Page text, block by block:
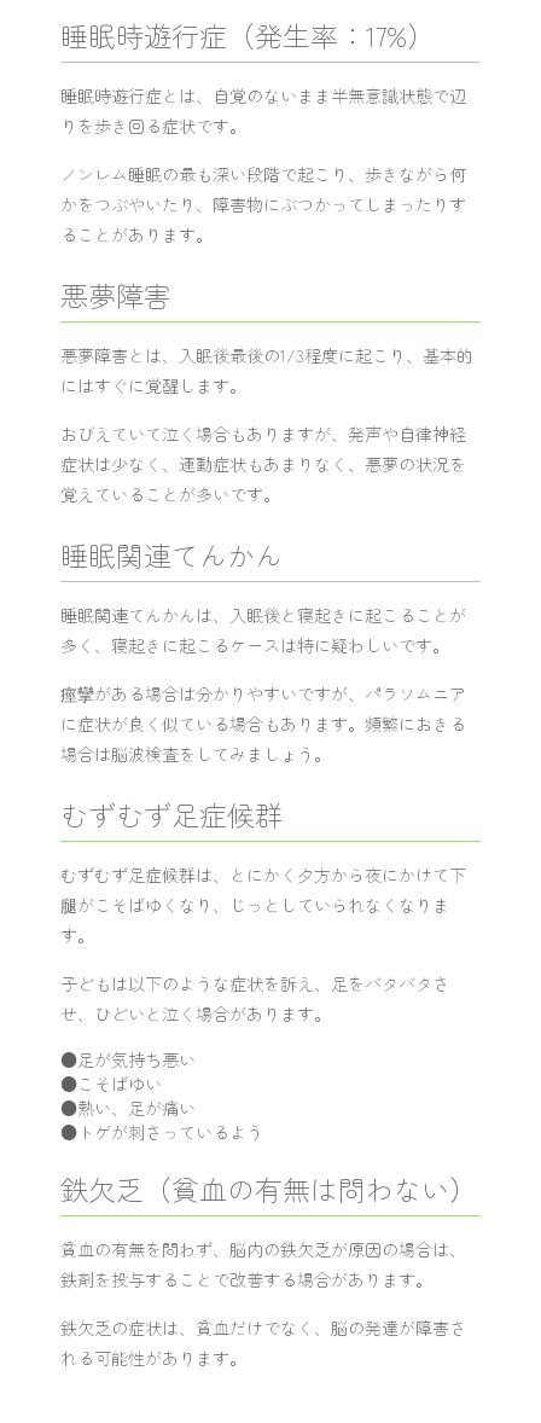
睡眠時遊行症（発生率：17%）
睡眠時遊行症とは、自覚のないまま半無意識状態で辺
りを歩き回る症状です。
ノンレム睡眠の最も深い段階で起こり、歩きながら何
かをつぶやいたり、障害物にぶつかってしまったりす
ることがあります。
悪夢障害
悪夢障害とは、入眠後最後の1/3程度に起こり、基本的
にはすぐに覚醒します。
おびえていて泣く場合もありますが、発声や自律神経
症状は少なく、運動症状もあまりなく、悪夢の状況を
覚えていることが多いです。
睡眠関連てんかん
睡眠関連てんかんは、入眠後と寝起きに起こることが
多く、寝起きに起こるケースは特に疑わしいです。
痙攣がある場合は分かりやすいですが、パラソムニア
に症状が良く似ている場合もあります。頻繁におきる
場合は脳波検査をしてみましょう。
むずむず足症候群
むずむず足症候群は、とにかく夕方から夜にかけて下
腿がこそばゆくなり、じっとしていられなくなりま
す。
子どもは以下のような症状を訴え、足をバタバタさ
せ、ひどいと泣く場合があります。
●足が気持ち悪い
●こそばゆい
●熱い、足が痛い
●トゲが刺さっているよう
鉄欠乏（貧血の有無は問わない）
貧血の有無を問わず、脳内の鉄欠乏が原因の場合は、
鉄剤を投与することで改善する場合があります。
鉄欠乏の症状は、貧血だけでなく、脳の発達が障害さ
れる可能性があります。